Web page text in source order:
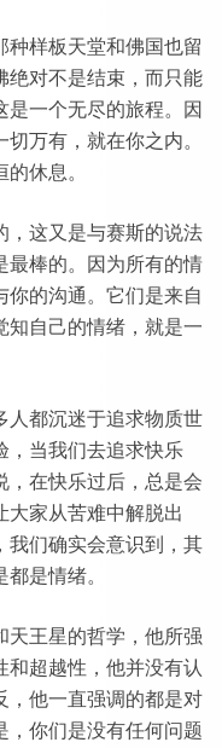
样板天堂和佛国也留
绝对不是结束，而只能
是一个无尽的旅程。因
万有，就在你之内。
休息。
，这又是与赛斯的说法
最棒的。因为所有的情
的沟通。它们是来自
知自己的情绪，就是一
人都沉迷于追求物质世
，当我们去追求快乐
，在快乐过后，总是会
大家从苦难中解脱出
我们确实会意识到，其
是情绪。
天王星的哲学，他所强
超越性，他并没有认
，他一直强调的都是对
，你们是没有任何问题